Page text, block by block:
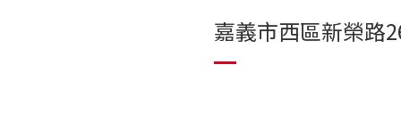
嘉義市西區新榮路